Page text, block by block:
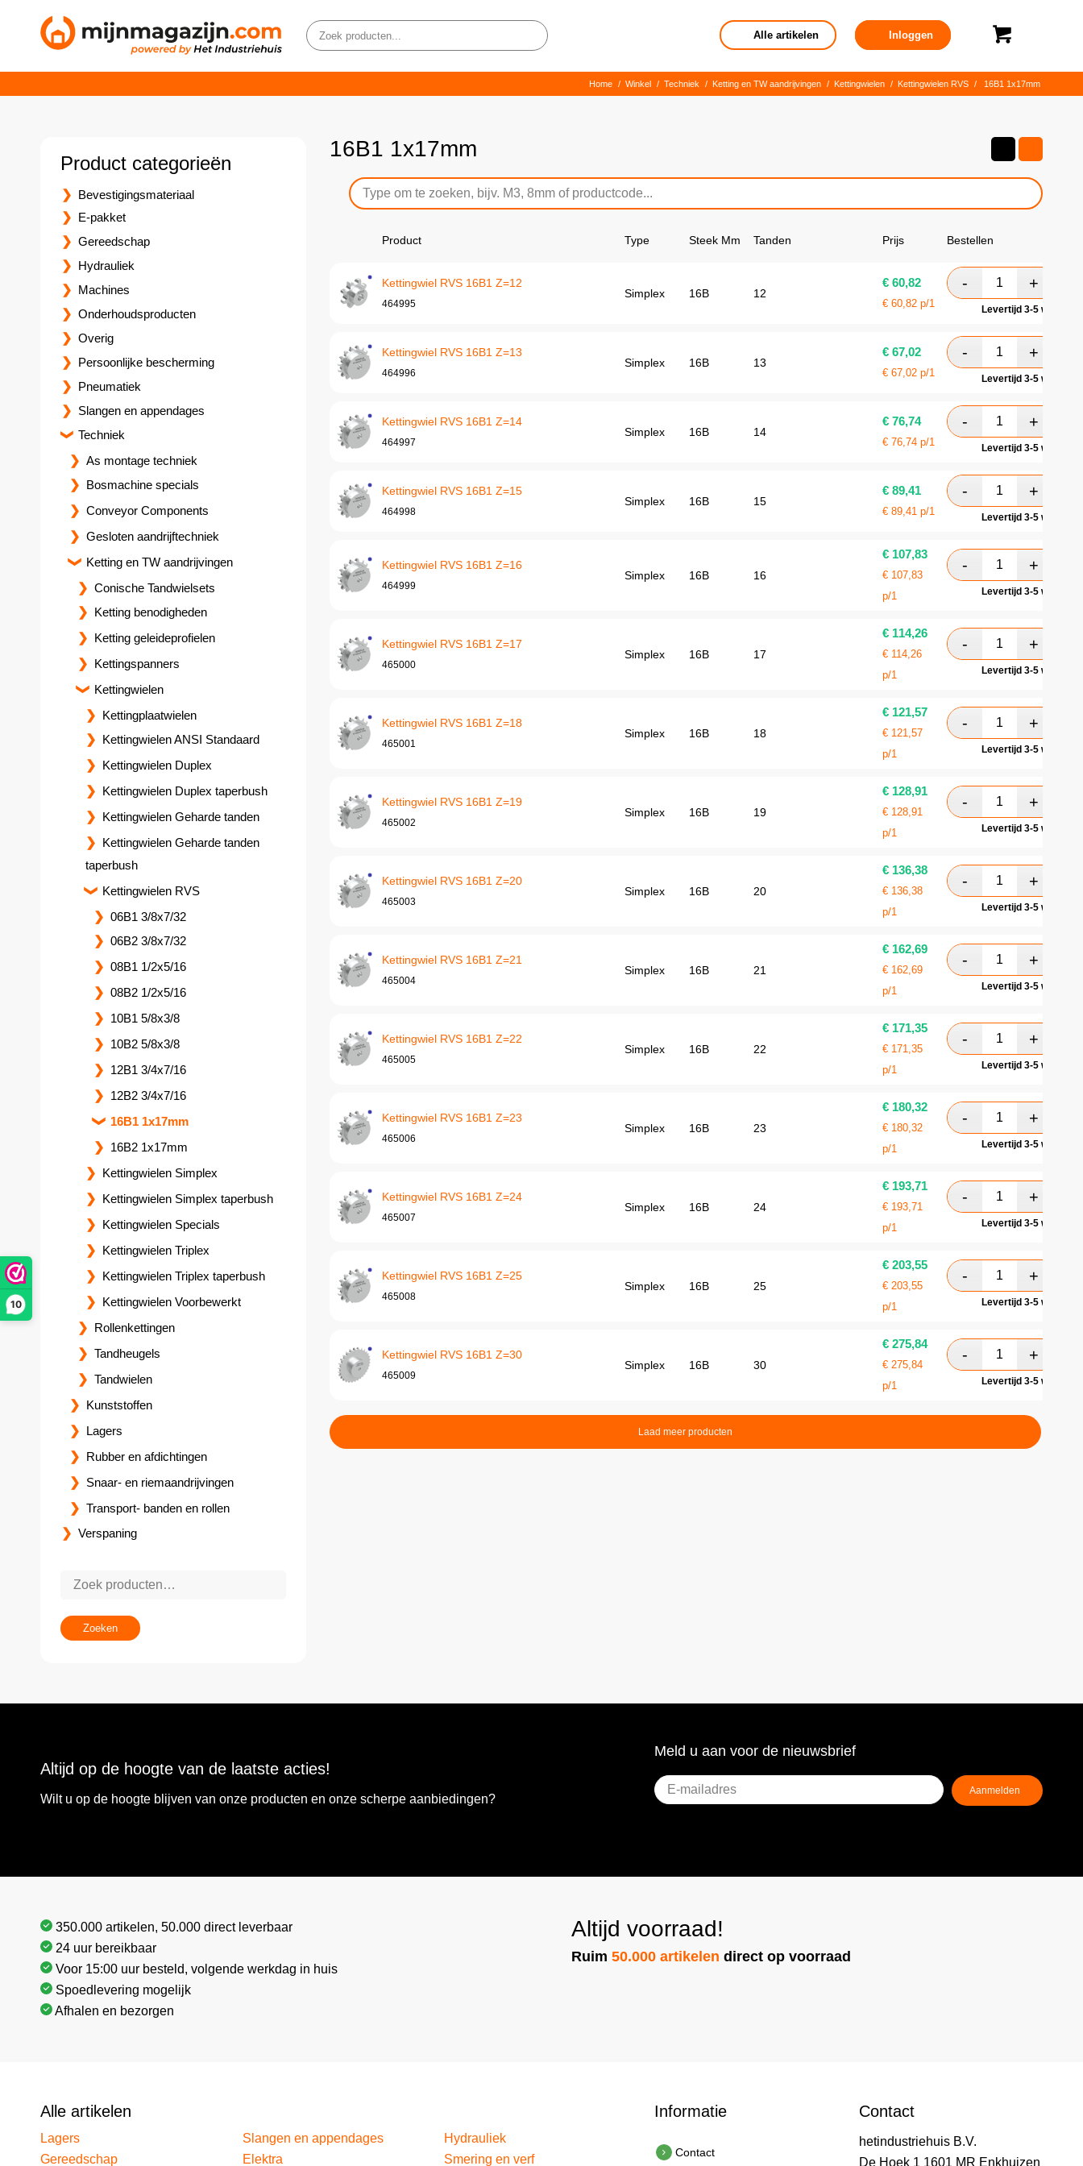
10
Alle artikelen Inloggen
Home / Winkel / Techniek / Ketting en TW aandrijvingen / Kettingwielen / Kettingwielen RVS / 16B1 1x17mm
16B1 1x17mm
Product Type Steek Mm Tanden Prijs Bestellen
Kettingwiel RVS 16B1 Z=12
464995
Simplex 16B 12
€ 60,82
€ 60,82 p/1 Levertijd 3-5
Kettingwiel RVS 16B1 Z=13
464996
Simplex 16B 13
€ 67,02
€ 67,02 p/1 Levertijd 3-5
Kettingwiel RVS 16B1 Z=14
464997
Simplex 16B 14
€ 76,74
€ 76,74 p/1 Levertijd 3-5
Kettingwiel RVS 16B1 Z=15
464998
Simplex 16B 15
€ 89,41
€ 89,41 p/1 Levertijd 3-5
Kettingwiel RVS 16B1 Z=16
464999
Simplex 16B 16
€ 107,83
€ 107,83
p/1
Levertijd 3-5
Kettingwiel RVS 16B1 Z=17
465000
Simplex 16B 17
€ 114,26
€ 114,26
p/1
Levertijd 3-5
Kettingwiel RVS 16B1 Z=18
465001
Simplex 16B 18
€ 121,57
€ 121,57
p/1
Levertijd 3-5
Kettingwiel RVS 16B1 Z=19
465002
Simplex 16B 19
€ 128,91
€ 128,91
p/1
Levertijd 3-5
Kettingwiel RVS 16B1 Z=20
465003
Simplex 16B 20
€ 136,38
€ 136,38
p/1
Levertijd 3-5
Kettingwiel RVS 16B1 Z=21
465004
Simplex 16B 21
€ 162,69
€ 162,69
p/1
Levertijd 3-5
Kettingwiel RVS 16B1 Z=22
465005
Simplex 16B 22
€ 171,35
€ 171,35
p/1
Levertijd 3-5
Kettingwiel RVS 16B1 Z=23
465006
Simplex 16B 23
€ 180,32
€ 180,32
p/1
Levertijd 3-5
Kettingwiel RVS 16B1 Z=24
465007
Simplex 16B 24
€ 193,71
€ 193,71
p/1
Levertijd 3-5
Kettingwiel RVS 16B1 Z=25
465008
Simplex 16B 25
€ 203,55
€ 203,55
p/1
Levertijd 3-5
Kettingwiel RVS 16B1 Z=30
465009
Simplex 16B 30
€ 275,84
€ 275,84
p/1
Levertijd 3-5
Laad meer producten
Product categorieën
Bevestigingsmateriaal
E-pakket
Gereedschap
Hydrauliek
Machines
Onderhoudsproducten
Overig
Persoonlijke bescherming
Pneumatiek
Slangen en appendages
Techniek
As montage techniek
Bosmachine specials
Conveyor Components
Gesloten aandrijftechniek
Ketting en TW aandrijvingen
Conische Tandwielsets
Ketting benodigheden
Ketting geleideprofielen
Kettingspanners
Kettingwielen
Kettingplaatwielen
Kettingwielen ANSI Standaard
Kettingwielen Duplex
Kettingwielen Duplex taperbush
Kettingwielen Geharde tanden
Kettingwielen Geharde tanden
taperbush
Kettingwielen RVS
06B1 3/8x7/32
06B2 3/8x7/32
08B1 1/2x5/16
08B2 1/2x5/16
10B1 5/8x3/8
10B2 5/8x3/8
12B1 3/4x7/16
12B2 3/4x7/16
16B1 1x17mm
16B2 1x17mm
Kettingwielen Simplex
Kettingwielen Simplex taperbush
Kettingwielen Specials
Kettingwielen Triplex
Kettingwielen Triplex taperbush
Kettingwielen Voorbewerkt
Rollenkettingen
Tandheugels
Tandwielen
Kunststoffen
Lagers
Rubber en afdichtingen
Snaar- en riemaandrijvingen
Transport- banden en rollen
Verspaning
Zoeken
Altijd op de hoogte van de laatste acties!
Wilt u op de hoogte blijven van onze producten en onze scherpe aanbiedingen?
Meld u aan voor de nieuwsbrief
E-
mailadres
350.000 artikelen, 50.000 direct leverbaar
24 uur bereikbaar
Voor 15:00 uur besteld, volgende werkdag in huis
Spoedlevering mogelijk
Afhalen en bezorgen
Altijd voorraad!
Ruim50.000 artikelen direct op voorraad
Alle artikelen
Lagers
Gereedschap
Slangen en appendages
Elektra
Hydrauliek
Smering en verf
Informatie
Contact
Contact
hetindustriehuis B.V.
De Hoek 1 1601 MR Enkhuizen